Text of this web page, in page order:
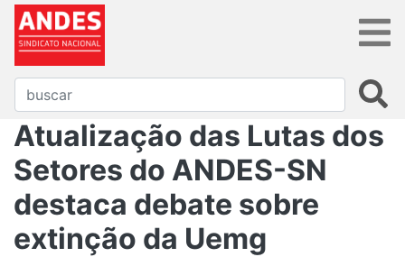
Atualização das Lutas dos
Setores do ANDES-SN
destaca debate sobre
extinção da Uemg